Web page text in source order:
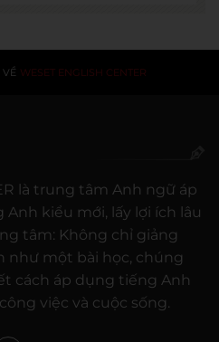
WESET ENGLISH CENTER
là trung tâm Anh ngữ áp
kiểu mới, lấy lợi ích lâu
tâm: Không chỉ giảng
như một bài học, chúng
cách áp dụng tiếng Anh
việc và cuộc sống.